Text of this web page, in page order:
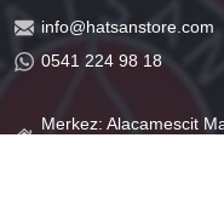
info@hatsanstore.com
0541 224 98 18
Merkez: Alacamescit